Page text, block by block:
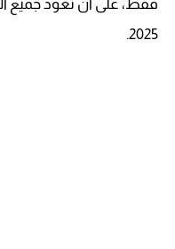
2025.